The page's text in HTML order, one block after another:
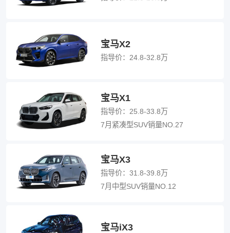
宝马X2
指导价： 24.8-32.8万
宝马X1
指导价： 25.8-33.8万
7月紧凑型SUV销量NO.27
宝马X3
指导价： 31.8-39.8万
7月中型SUV销量NO.12
宝马iX3